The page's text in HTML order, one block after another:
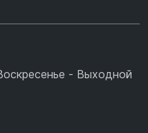
- Выходной